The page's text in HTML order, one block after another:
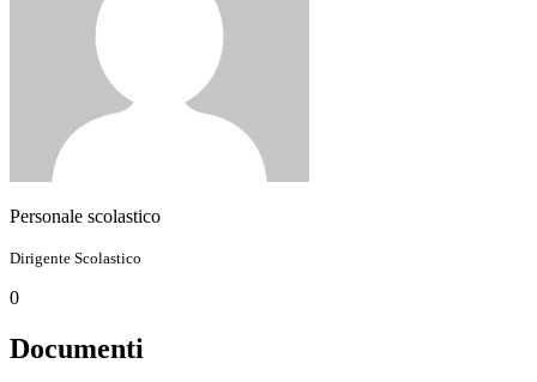
Personale scolastico
Dirigente Scolastico
0
Documenti